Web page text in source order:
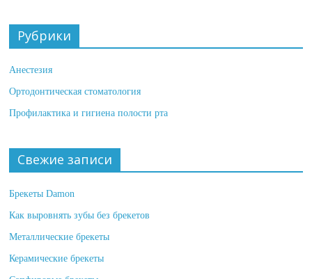
Рубрики
Анестезия
Ортодонтическая стоматология
Профилактика и гигиена полости рта
Свежие записи
Брекеты Damon
Как выровнять зубы без брекетов
Металлические брекеты
Керамические брекеты